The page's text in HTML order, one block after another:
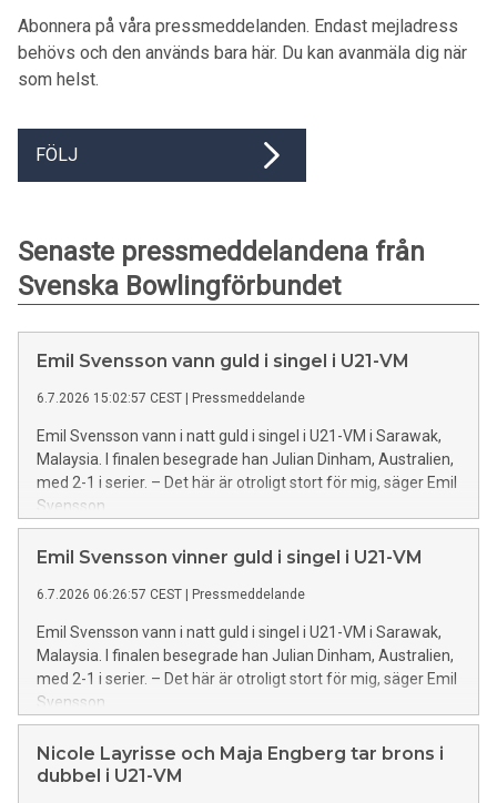
Abonnera på våra pressmeddelanden. Endast mejladress
behövs och den används bara här. Du kan avanmäla dig när
som helst.
FÖLJ
Senaste pressmeddelandena från
Svenska Bowlingförbundet
Emil Svensson vann guld i singel i U21-VM
6.7.2026 15:02:57 CEST | Pressmeddelande
Emil Svensson vann i natt guld i singel i U21-VM i Sarawak,
Malaysia. I finalen besegrade han Julian Dinham, Australien,
med 2-1 i serier. – Det här är otroligt stort för mig, säger Emil
Svensson.
Emil Svensson vinner guld i singel i U21-VM
6.7.2026 06:26:57 CEST | Pressmeddelande
Emil Svensson vann i natt guld i singel i U21-VM i Sarawak,
Malaysia. I finalen besegrade han Julian Dinham, Australien,
med 2-1 i serier. – Det här är otroligt stort för mig, säger Emil
Svensson.
Nicole Layrisse och Maja Engberg tar brons i
dubbel i U21-VM